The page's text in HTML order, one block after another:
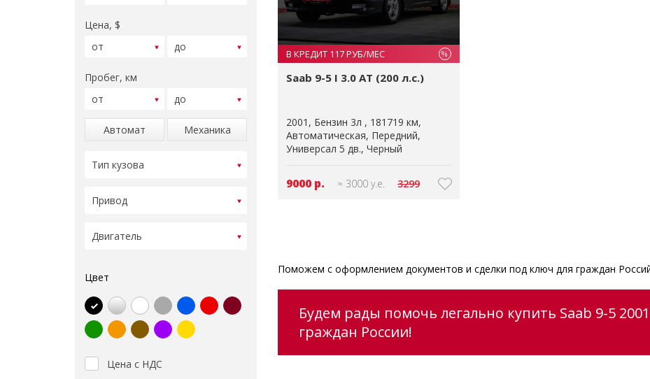
Цена, $
Пробег, км
Автомат Механика
Цвет
Цена с НДС
В КРЕДИТ 117 РУБ/МЕС %
Saab 9-5 I 3.0 AT (200 л.с.)
2001 Бензин 3л
181719 км
Автоматическая Передний
Универсал 5 дв. Черный
9000 р. ≈ 3000 у.е. 3299
Поможем с оформлением документов и сделки под ключ для граждан
Будем рады помочь легально купить Saab 9-5
граждан России!